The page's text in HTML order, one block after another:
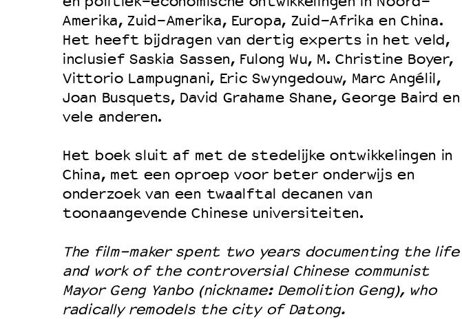
Ruimte voor artistieke vrijheid – VNPF
Amerika, Zuid-Amerika, Europa, Zuid-Afrika en China.
Het heeft bijdragen van dertig experts in het veld,
inclusief Saskia Sassen, Fulong Wu, M. Christine Boyer,
Vittorio Lampugnani, Eric Swyngedouw, Marc Angélil,
Joan Busquets, David Grahame Shane, George Baird en
vele anderen.
Het boek sluit af met de stedelijke ontwikkelingen in
China, met een oproep voor beter onderwijs en
onderzoek van een twaalftal decanen van
toonaangevende Chinese universiteiten.
The film-maker spent two years documenting the life
and work of the controversial Chinese communist
Mayor Geng Yanbo (nickname: Demolition Geng), who
radically remodels the city of Datong.